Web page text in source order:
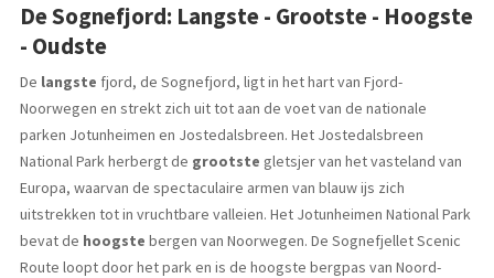
De Sognefjord: Langste - Grootste - Hoogste
- Oudste
De langste fjord, de Sognefjord, ligt in het hart van Fjord-
Noorwegen en strekt zich uit tot aan de voet van de nationale
parken Jotunheimen en Jostedalsbreen. Het Jostedalsbreen
National Park herbergt de grootste gletsjer van het vasteland van
Europa, waarvan de spectaculaire armen van blauw ijs zich
uitstrekken tot in vruchtbare valleien. Het Jotunheimen National Park
bevat de hoogste bergen van Noorwegen. De Sognefjellet Scenic
Route loopt door het park en is de hoogste bergpas van Noord-